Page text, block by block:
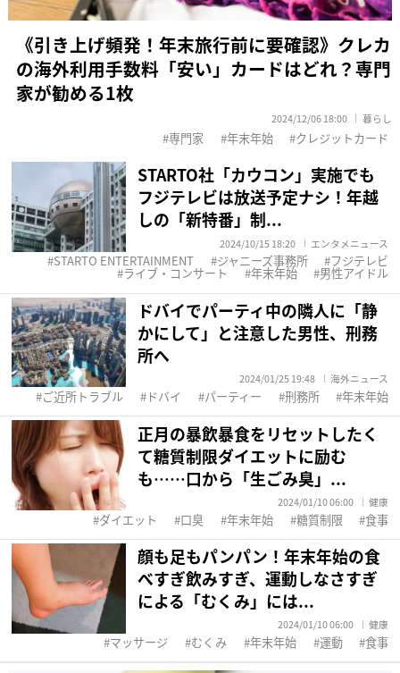
《引き上げ頻発！年末旅行前に要確認》クレカ
の海外利用手数料「安い」カードはどれ？専門
家が勧める1枚
2024/12/06 18:00 暮らし
専門家 年末年始 クレジットカード
STARTO社「カウコン」実施でも
フジテレビは放送予定ナシ！年越
しの「新特番」制...
2024/10/15 18:20 エンタメニュース
STARTO ENTERTAINMENT ジャニーズ事務所 フジテレビ
ライブ・コンサート 年末年始 男性アイドル
ドバイでパーティ中の隣人に「静
かにして」と注意した男性、刑務
所へ
2024/01/25 19:48 海外ニュース
ご近所トラブル ドバイ パーティー 刑務所 年末年始
正月の暴飲暴食をリセットしたく
て糖質制限ダイエットに励む
も……口から「生ごみ臭」...
2024/01/10 06:00 健康
ダイエット 口臭 年末年始 糖質制限 食事
顔も足もパンパン！年末年始の食
べすぎ飲みすぎ、運動しなさすぎ
による「むくみ」には...
2024/01/10 06:00 健康
マッサージ むくみ 年末年始 運動 食事